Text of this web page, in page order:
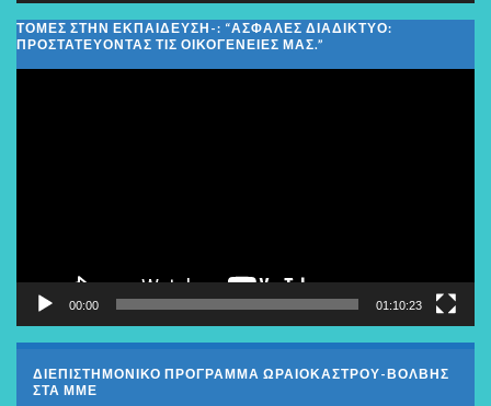
ΤΟΜΕΣ ΣΤΗΝ ΕΚΠΑΙΔΕΥΣΗ-: “ΑΣΦΑΛΈΣ ΔΙΑΔΊΚΤΥΟ:
ΠΡΟΣΤΑΤΕΎΟΝΤΑΣ ΤΙΣ ΟΙΚΟΓΈΝΕΙΕΣ ΜΑΣ.”
00:00 01:10:23
ΔΙΕΠΙΣΤΗΜΟΝΙΚΟ ΠΡΟΓΡΑΜΜΑ ΩΡΑΙΟΚΑΣΤΡΟΥ-ΒΟΛΒΗΣ
ΣΤΑ ΜΜΕ